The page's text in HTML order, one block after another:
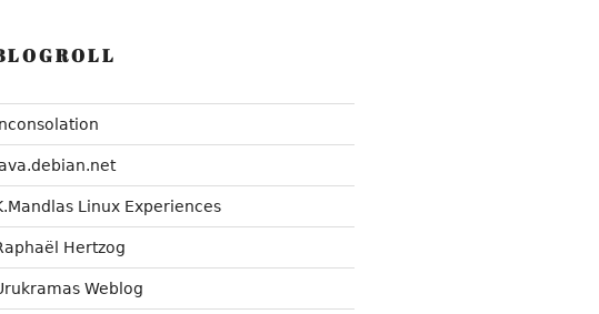
Linux Experiences
Hertzog
Weblog